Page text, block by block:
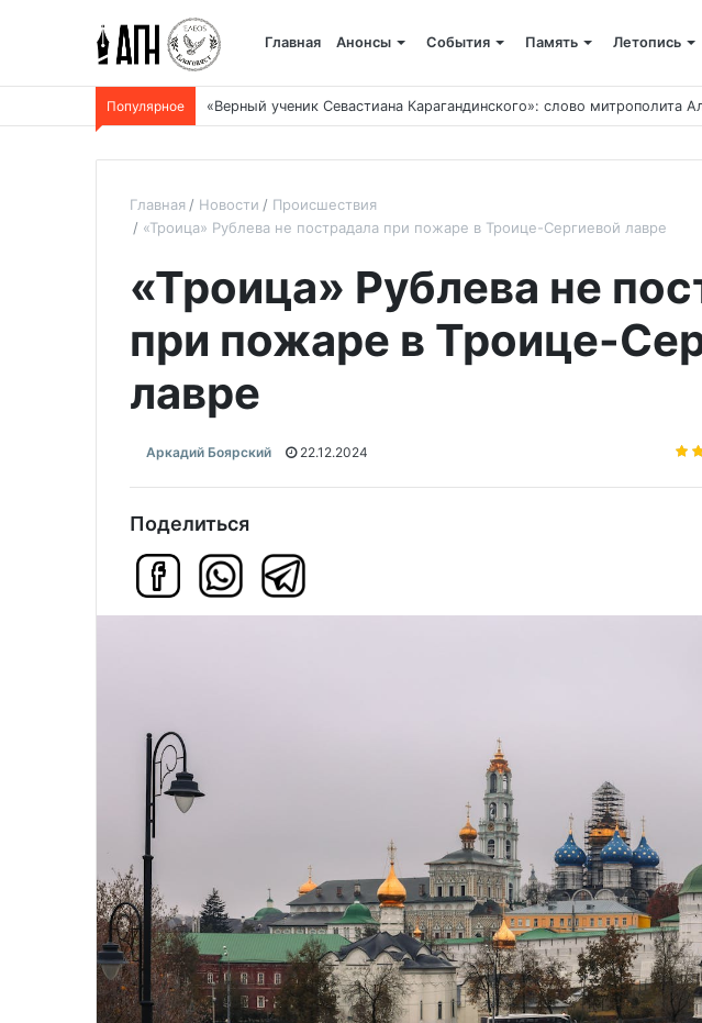
Главная Анонсы События Память Летопись
Популярное «Верный ученик Севастиана Карагандинского»: слово митрополита
Главная Новости
Происшествия
«Троица» Рублева не пострадала при пожаре в Троице-Сергиевой лавре
«Троица» Рублева не
при пожаре в Троице-
лавре
Аркадий Боярский 22.12.2024
Поделиться